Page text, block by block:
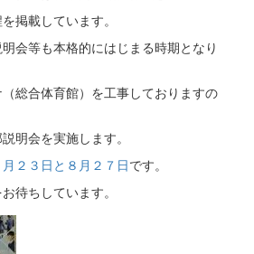
掲載しています。
会等も本格的にはじまる時期となり
総合体育館）を工事しておりますの
明会を実施します。
２３日と８月２７日です。
待ちしています。